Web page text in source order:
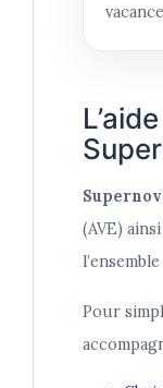
(AVE)
Pour